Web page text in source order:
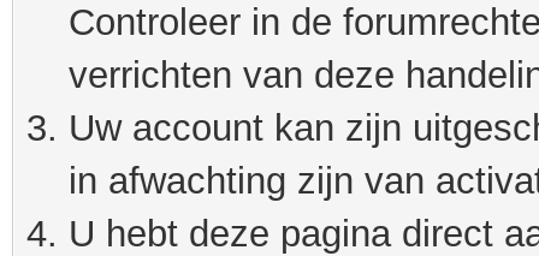
Controleer in de
verrichten van deze
Uw account kan zijn
in afwachting zijn van
U hebt deze pagina direct